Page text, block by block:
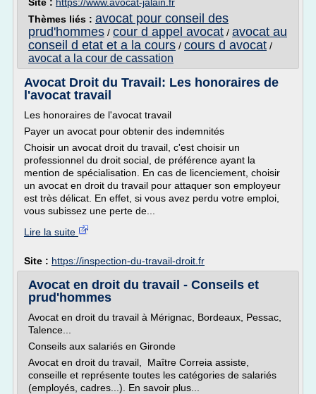
Thèmes liés : avocat pour conseil des
prud'hommes / cour d appel avocat / avocat au
conseil d etat et a la cours / cours d avocat /
avocat a la cour de cassation
Avocat Droit du Travail: Les honoraires de
l'avocat travail
Les honoraires de l'avocat travail
Payer un avocat pour obtenir des indemnités
Choisir un avocat droit du travail, c'est choisir un
professionnel du droit social, de préférence ayant la
mention de spécialisation. En cas de licenciement, choisir
un avocat en droit du travail pour attaquer son employeur
est très délicat. En effet, si vous avez perdu votre emploi,
vous subissez une perte de...
Lire la suite
Site : https://inspection-du-travail-droit.fr
Avocat en droit du travail - Conseils et
prud'hommes
Avocat en droit du travail à Mérignac, Bordeaux, Pessac,
Talence...
Conseils aux salariés en Gironde
Avocat en droit du travail, Maître Correia assiste,
conseille et représente toutes les catégories de salariés
(employés, cadres...). En savoir plus...